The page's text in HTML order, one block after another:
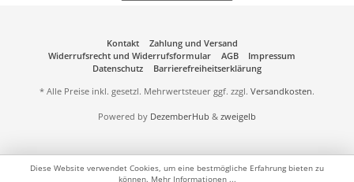
Kontakt
Zahlung und Versand
Widerrufsrecht und Widerrufsformular
AGB
Impressum
Datenschutz
Barrierefreiheitserklärung
* Alle Preise inkl. gesetzl. Mehrwertsteuer ggf. zzgl. Versandkosten.
Powered by DezemberHub & zweigelb
Diese Website verwendet Cookies, um eine bestmögliche Erfahrung bieten zu
können. Mehr Informationen ...